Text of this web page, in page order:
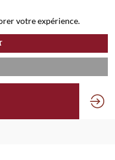
votre expérience.